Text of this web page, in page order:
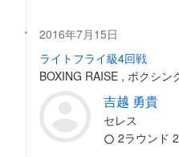
2016年7月15日
ライトフライ級4回戦
BOXING RAISE , ボクシン
吉越 勇貴
セレス
2ラウンド